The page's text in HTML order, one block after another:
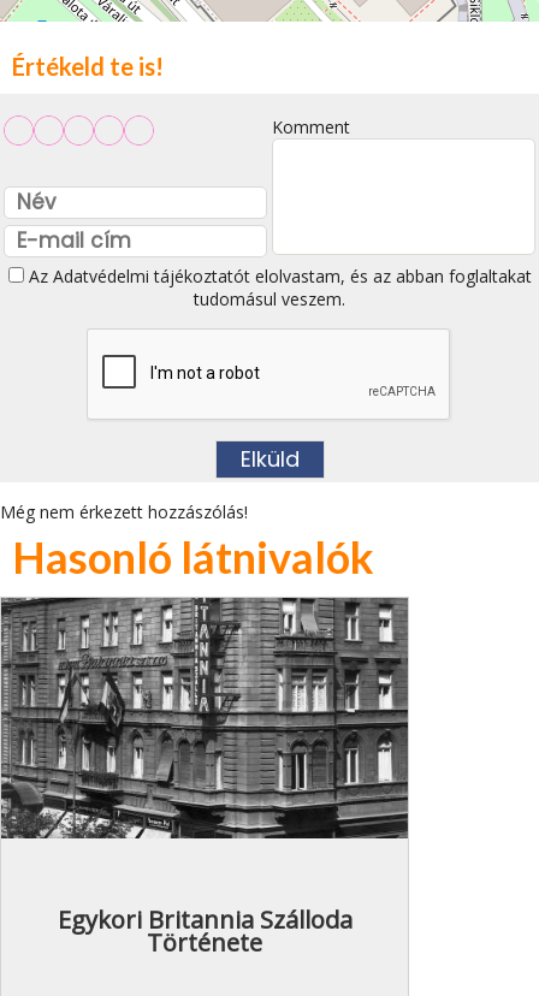
Értékeld te is!
Komment
Az Adatvédelmi tájékoztatótelolvastam, és az abban foglaltakat
tudomásul veszem.
Még nem érkezett hozzászólás!
Hasonló látnivalók
Egykori Britannia Szálloda
Története